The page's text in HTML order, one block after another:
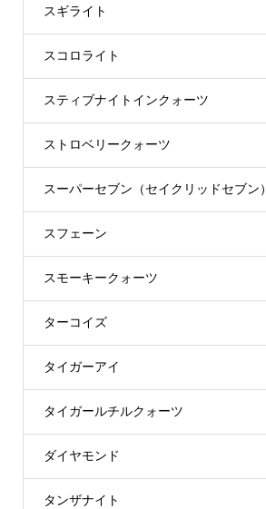
スギライト
スコロライト
スティブナイトインクォーツ
ストロベリークォーツ
スーパーセブン（セイクリッドセブン）
スフェーン
スモーキークォーツ
ターコイズ
タイガーアイ
タイガールチルクォーツ
ダイヤモンド
タンザナイト